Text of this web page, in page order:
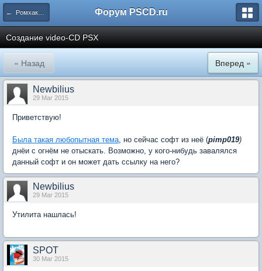
← Ромхакинг и программирование Форум PSCD.ru
Создание video-CD PSX
« Назад Вперед »
Newbilius
29 Mar 2015
Приветствую!
Была такая любопытная тема, но сейчас софт из неё (pimp019)
днёи с огнём не отыскать. Возможно, у кого-нибудь завалялся
данный софт и он может дать ссылку на него?
Newbilius
29 Mar 2015
Утилита нашлась!
SPOT
30 Mar 2015